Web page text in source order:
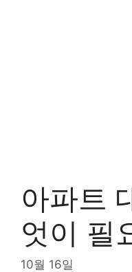
아파트
엇이 필
10월 16일